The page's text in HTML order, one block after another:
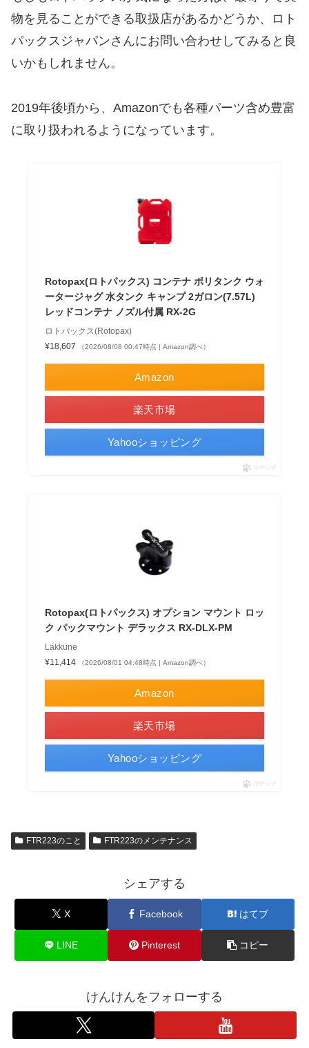
物を見ることができる取扱店があるかどうか、ロト
パックスジャパンさんにお問い合わせしてみると良
いかもしれません。
2019年後頃から、Amazonでも各種パーツ含め豊富
に取り扱われるようになっています。
Rotopax(ロトパックス) コンテナ ポリタンク ウォ
ータージャグ 水タンク キャンプ 2ガロン(7.57L)
レッドコンテナ ノズル付属 RX-2G
ロトパックス(Rotopax)
¥18,607
（2026/08/08 00:47時点 | Amazon調べ）
Amazon
楽天市場
Yahooショッピング
ポチップ
Rotopax(ロトパックス) オプション マウント ロッ
ク パックマウント デラックス RX-DLX-PM
Lakkune
¥11,414
（2026/08/01 04:48時点 | Amazon調べ）
Amazon
楽天市場
Yahooショッピング
ポチップ
FTR223のこと FTR223のメンテナンス
シェアする
X Facebook はてブ
LINE Pinterest コピー
けんけんをフォローする